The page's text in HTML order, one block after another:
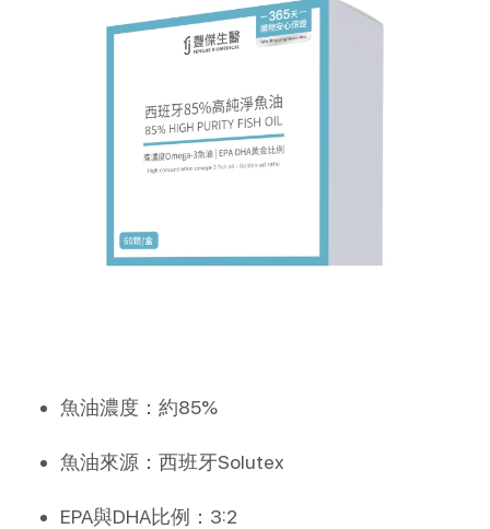
魚油濃度：約85%
魚油來源：西班牙Solutex
EPA與DHA比例：3:2